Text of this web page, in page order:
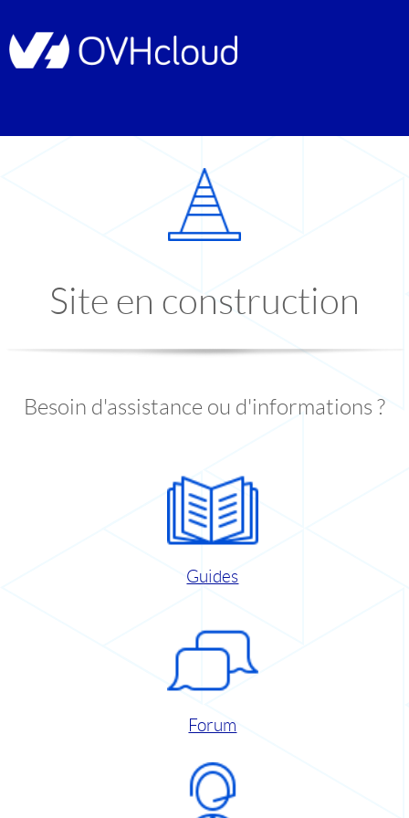
Site en construction
Besoin d'assistance ou d'informations ?
Guides
Forum